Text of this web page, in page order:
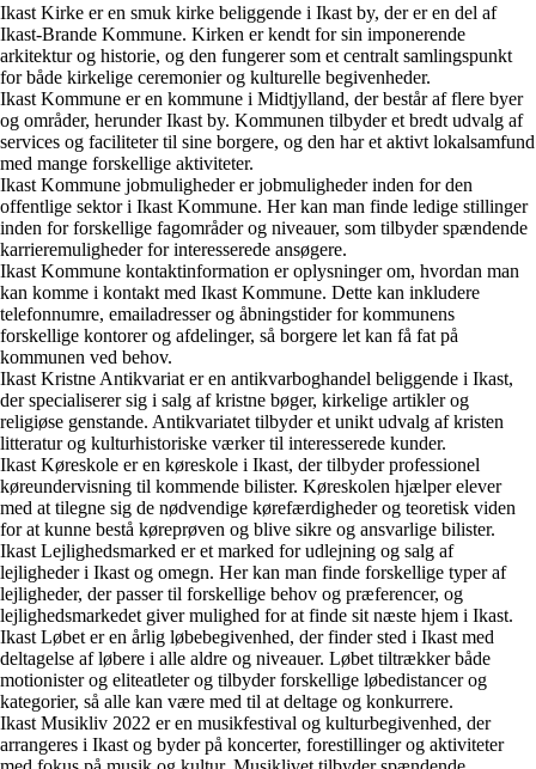
Ikast Kirke er en smuk kirke beliggende i Ikast by, der er en del af
Ikast-Brande Kommune. Kirken er kendt for sin imponerende
arkitektur og historie, og den fungerer som et centralt samlingspunkt
for både kirkelige ceremonier og kulturelle begivenheder.
Ikast Kommune er en kommune i Midtjylland, der består af flere byer
og områder, herunder Ikast by. Kommunen tilbyder et bredt udvalg af
services og faciliteter til sine borgere, og den har et aktivt lokalsamfund
med mange forskellige aktiviteter.
Ikast Kommune jobmuligheder er jobmuligheder inden for den
offentlige sektor i Ikast Kommune. Her kan man finde ledige stillinger
inden for forskellige fagområder og niveauer, som tilbyder spændende
karrieremuligheder for interesserede ansøgere.
Ikast Kommune kontaktinformation er oplysninger om, hvordan man
kan komme i kontakt med Ikast Kommune. Dette kan inkludere
telefonnumre, emailadresser og åbningstider for kommunens
forskellige kontorer og afdelinger, så borgere let kan få fat på
kommunen ved behov.
Ikast Kristne Antikvariat er en antikvarboghandel beliggende i Ikast,
der specialiserer sig i salg af kristne bøger, kirkelige artikler og
religiøse genstande. Antikvariatet tilbyder et unikt udvalg af kristen
litteratur og kulturhistoriske værker til interesserede kunder.
Ikast Køreskole er en køreskole i Ikast, der tilbyder professionel
køreundervisning til kommende bilister. Køreskolen hjælper elever
med at tilegne sig de nødvendige kørefærdigheder og teoretisk viden
for at kunne bestå køreprøven og blive sikre og ansvarlige bilister.
Ikast Lejlighedsmarked er et marked for udlejning og salg af
lejligheder i Ikast og omegn. Her kan man finde forskellige typer af
lejligheder, der passer til forskellige behov og præferencer, og
lejlighedsmarkedet giver mulighed for at finde sit næste hjem i Ikast.
Ikast Løbet er en årlig løbebegivenhed, der finder sted i Ikast med
deltagelse af løbere i alle aldre og niveauer. Løbet tiltrækker både
motionister og eliteatleter og tilbyder forskellige løbedistancer og
kategorier, så alle kan være med til at deltage og konkurrere.
Ikast Musikliv 2022 er en musikfestival og kulturbegivenhed, der
arrangeres i Ikast og byder på koncerter, forestillinger og aktiviteter